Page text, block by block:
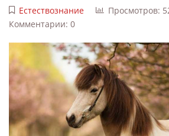
Естествознание
Просмотров:
Комментарии: 0